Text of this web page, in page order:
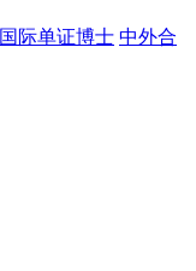
国际单证博士 中外合